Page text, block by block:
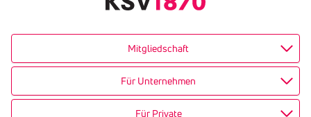
Mitgliedschaft
Für Unternehmen
Für Private